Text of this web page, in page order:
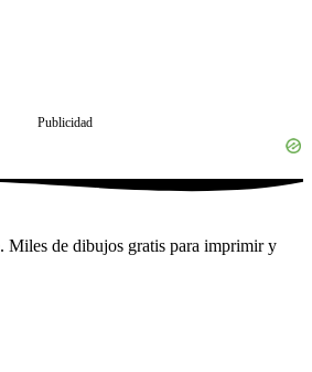
Publicidad
Miles de dibujos gratis para imprimir y